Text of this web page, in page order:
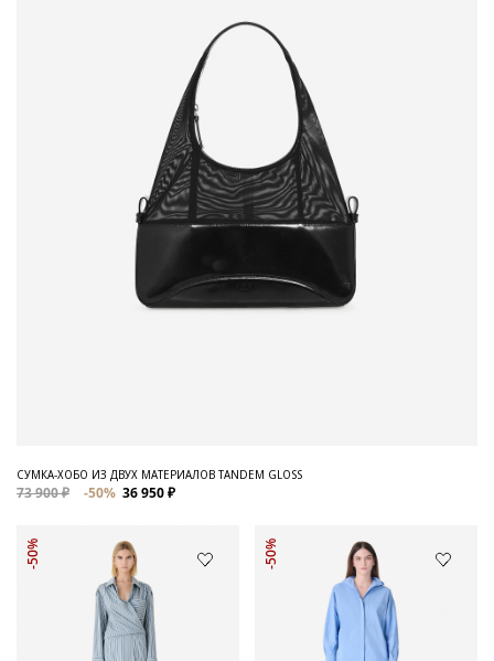
СУМКА-ХОБО ИЗ ДВУХ МАТЕРИАЛОВ TANDEM GLOSS
73 900 ₽ -50% 36 950 ₽
-50% -50%